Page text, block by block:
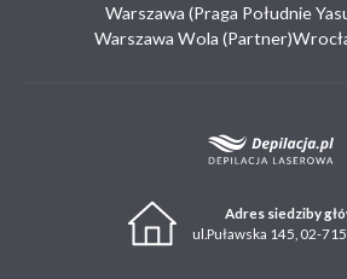
Warszawa (Praga Południe
Warszawa Wola (Partner)
Adres siedziby
ul.Puławska 145, 02-